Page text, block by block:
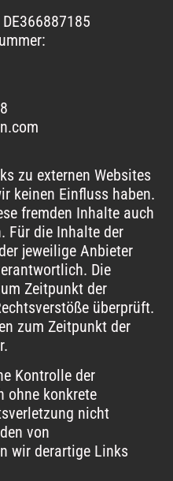
zu externen Websites
keinen Einfluss haben.
fremden Inhalte auch
Für die Inhalte der
jeweilige Anbieter
Die
Zeitpunkt der
überprüft.
zum Zeitpunkt der
Kontrolle der
ohne konkrete
nicht
von
wir derartige Links